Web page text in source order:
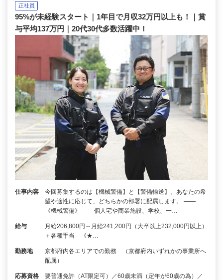
正社員
95%が未経験スタート｜1年目で月収32万円以上も！｜賞
与平均137万円｜20代30代多数活躍中！
仕事内容
今回募集するのは【機械警備】と【警備輸送】。あなたの希
望や適性に応じて、どちらかの部署に配属します。 ――
《機械警備》―― 個人宅や商業施設、学校、一…
給与
月給206,800円～月給241,200円（大卒以上232,000円以上）
＋各種手当 《★…
勤務地
京都府内各エリアでの勤務 （京都府内いずれかの事業所へ
配属）
応募資格
要普通免許（AT限定可）／60歳未満（定年が60歳の為）／